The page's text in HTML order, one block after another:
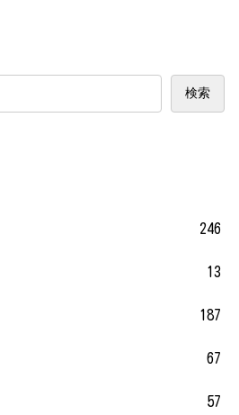
検索
246
13
187
67
57